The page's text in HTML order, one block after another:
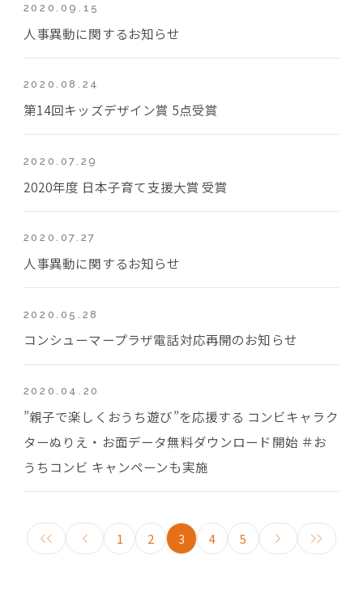
2020.09.15
人事異動に関するお知らせ
2020.08.24
第14回キッズデザイン賞 5点受賞
2020.07.29
2020年度 日本子育て支援大賞 受賞
2020.07.27
人事異動に関するお知らせ
2020.05.28
コンシューマープラザ電話対応再開のお知らせ
2020.04.20
”親子で楽しくおうち遊び”を応援する コンビキャラク
ターぬりえ・お面データ無料ダウンロード開始 ＃お
うちコンビ キャンペーンも実施
1 2 3 4 5